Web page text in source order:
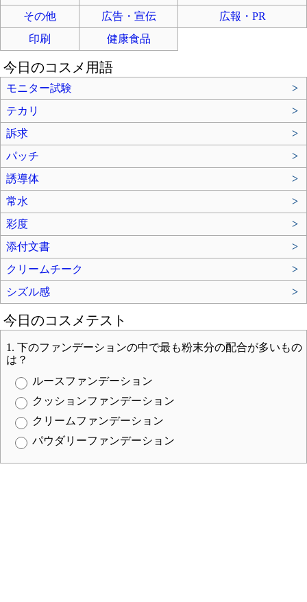
その他
広告・宣伝
広報・PR
印刷
健康食品
今日のコスメ用語
モニター試験
>
テカリ
>
訴求
>
パッチ
>
誘導体
>
常水
>
彩度
>
添付文書
>
クリームチーク
>
シズル感
>
今日のコスメテスト
1. 下のファンデーションの中で最も粉末分の配合が多いもの
は？
ルースファンデーション
クッションファンデーション
クリームファンデーション
パウダリーファンデーション